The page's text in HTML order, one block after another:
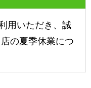
用いただき、誠
の夏季休業につ